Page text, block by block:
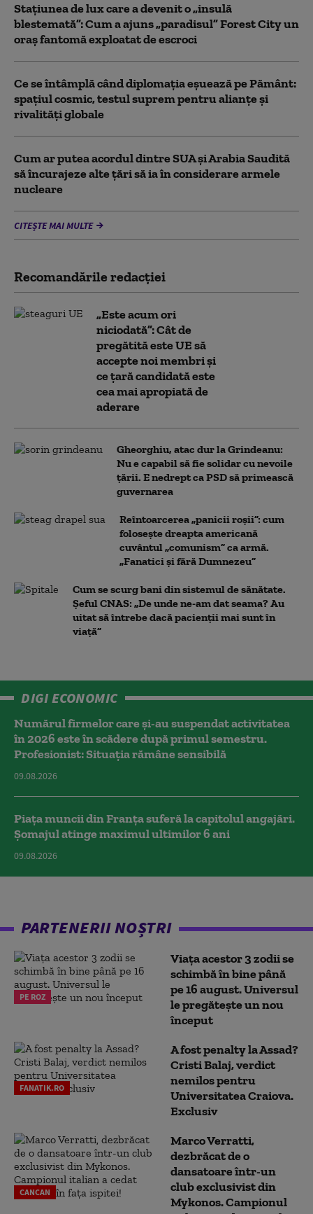
Stațiunea de lux care a devenit o „insulă
blestemată”: Cum a ajuns „paradisul” Forest City un
oraș fantomă exploatat de escroci
Ce se întâmplă când diplomația eșuează pe Pământ:
spațiul cosmic, testul suprem pentru alianțe și
rivalități globale
Cum ar putea acordul dintre SUA și Arabia Saudită
să încurajeze alte țări să ia în considerare armele
nucleare
CITEȘTE MAI MULTE
Recomandările redacţiei
„Este acum ori
niciodată”: Cât de
pregătită este UE să
accepte noi membri și
ce țară candidată este
cea mai apropiată de
aderare
Gheorghiu, atac dur la Grindeanu:
Nu e capabil să fie solidar cu nevoile
țării. E nedrept ca PSD să primească
guvernarea
Reîntoarcerea „panicii roșii”: cum
folosește dreapta americană
cuvântul „comunism” ca armă.
„Fanatici și fără Dumnezeu”
Cum se scurg bani din sistemul de sănătate.
Șeful CNAS: „De unde ne-am dat seama? Au
uitat să întrebe dacă pacienții mai sunt în
viață”
DIGI ECONOMIC
Numărul firmelor care și-au suspendat activitatea
în 2026 este în scădere după primul semestru.
Profesionist: Situația rămâne sensibilă
09.08.2026
Piața muncii din Franța suferă la capitolul angajări.
Șomajul atinge maximul ultimilor 6 ani
09.08.2026
PARTENERII NOȘTRI
PE ROZ
Viața acestor 3 zodii se
schimbă în bine până
pe 16 august. Universul
le pregătește un nou
început
FANATIK.RO
A fost penalty la Assad?
Cristi Balaj, verdict
nemilos pentru
Universitatea Craiova.
Exclusiv
CANCAN
Marco Verratti,
dezbrăcat de o
dansatoare într-un
club exclusivist din
Mykonos. Campionul